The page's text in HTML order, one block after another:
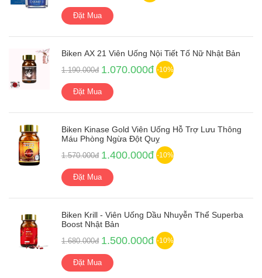
Đặt Mua
Biken AX 21 Viên Uống Nội Tiết Tố Nữ Nhật Bản
1.190.000đ 1.070.000đ -10%
Đặt Mua
Biken Kinase Gold Viên Uống Hỗ Trợ Lưu Thông
Máu Phòng Ngừa Đột Quỵ
1.570.000đ 1.400.000đ -10%
Đặt Mua
Biken Krill - Viên Uống Dầu Nhuyễn Thể Superba
Boost Nhật Bản
1.680.000đ 1.500.000đ -10%
Đặt Mua